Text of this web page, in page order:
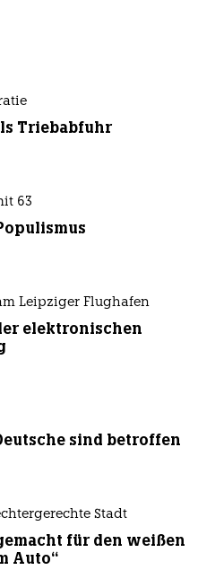
Triebabfuhr
63
Leipziger Flughafen
elektronischen
sind betroffen
Stadt
für den weißen
Auto“